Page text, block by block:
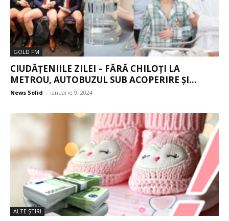
GOLD FM
CIUDĂȚENIILE ZILEI – FĂRĂ CHILOȚI LA
METROU, AUTOBUZUL SUB ACOPERIRE ȘI...
News Solid - ianuarie 9, 2024
ALTE ŞTIRI